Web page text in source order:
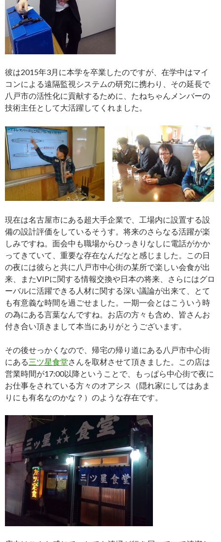
彼は2015年3月に本学を卒業したのですが、在学中はマイ
コンによる遠隔監視システムの研究に携わり、その延長で
八戸市の活性化に貢献するために、たねちゃんメンバーの
技術主任として大活躍してくれました。
現在は名古屋市にある超大手企業で、工場内に設置する設
備の設計評価をしているそうす。将来のさらなる活躍が楽
しみですね。面会中も職場からひっきりなしに電話がかか
ってきていて、重要な存在なんだなと感じました。この日
の夜には彼らと共に八戸市中心街の某所で楽しい会食が出
来、またVIPに関する情報交換や日本の将来、さらにはグロ
ーバルに活躍できる人材に関する深い議論が出来て、とて
も有意義な時間を過ごせました。一期一会とはこういう時
の為にある言葉なんですね。お店の方々も含め、皆さんお
付き合い頂きまして本当にありがとうございます。
その後せっかくなので、帰宅の帰り道にある八戸市中心街
にある三ツ星食堂さんを取材させて頂きました。この店は
営業時間が17:00以降ということで、もっぱら中心街で夜に
お仕事をされている方々のオアシス（隠れ家にしてはあま
りにも有名なのかな？）のような存在です。